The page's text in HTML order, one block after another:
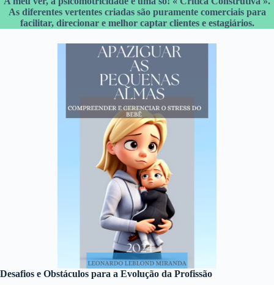
As diferentes vertentes criadas são puramente comerciais para
facilitar, direcionar e melhor captar clientes e estagiários.
Desafios e Obstáculos para a Evolução da Profissão